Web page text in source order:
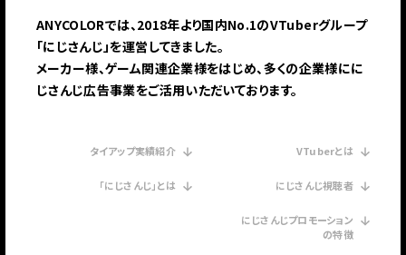
ANYCOLORでは、2018年より国内No.1のVTuberグループ
「にじさんじ」を運営してきました。
メーカー様、ゲーム関連企業様をはじめ、多くの企業様にに
じさんじ広告事業をご活用いただいております。
タイアップ実績紹介 VTuberとは
「にじさんじ」とは にじさんじ視聴者
にじさんじプロモーション
の特徴